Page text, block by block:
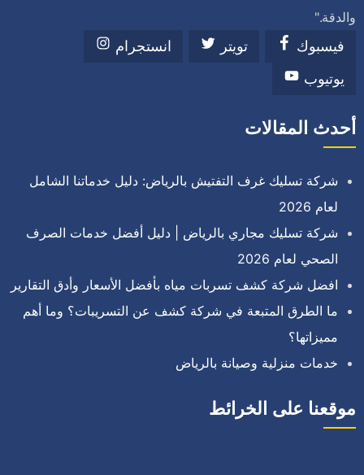
والدقة."
فيسبوك تويتر
انستجرام
يوتيوب
أحدث المقالات
شركة تسليك غرف التفتيش بالرياض: دليل خدماتنا الشامل
لعام 2026
شركة تسليك مجاري بالرياض | دليل أفضل خدمات الصرف
الصحي لعام 2026
افضل شركة كشف تسربات مياه بأفضل الأسعار وأدق التقارير
ما الطرق المتبعة في شركة كشف عن التسريبات؟ وما أهم
مميزاتها؟
خدمات منزلية وصيانة بالرياض
موقعنا على الخرائط